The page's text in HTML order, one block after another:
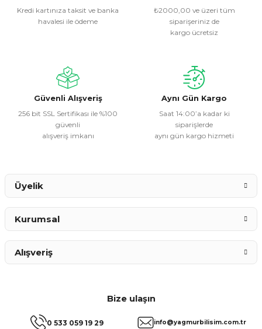
Ürün resmi kalitesiz, bozuk veya görüntülenemiyor.
Ürün fiyatı diğer sitelerden daha pahalı.
Bu ürüne benzer farklı alternatifler olmalı.
Kredi kartınıza taksit ve banka
havalesi ile ödeme
₺2000,00 ve üzeri tüm
siparişeriniz de
kargo ücretsiz
Güvenli Alışveriş
256 bit SSL Sertifikası ile %100
güvenli
alışveriş imkanı
Aynı Gün Kargo
Saat 14:00’a kadar ki
siparişlerde
aynı gün kargo hizmeti
Bize ulaşın
0 533 059 19 29 info@yagmurbilisim.com.tr
Üyelik
Kurumsal
Alışveriş